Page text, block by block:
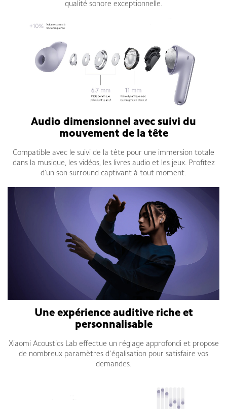
qualité sonore exceptionnelle.
Audio dimensionnel avec suivi du
mouvement de la tête
Compatible avec le suivi de la tête pour une immersion totale
dans la musique, les vidéos, les livres audio et les jeux. Profitez
d’un son surround captivant à tout moment.
Une expérience auditive riche et
personnalisable
Xiaomi Acoustics Lab effectue un réglage approfondi et propose
de nombreux paramètres d'égalisation pour satisfaire vos
demandes.